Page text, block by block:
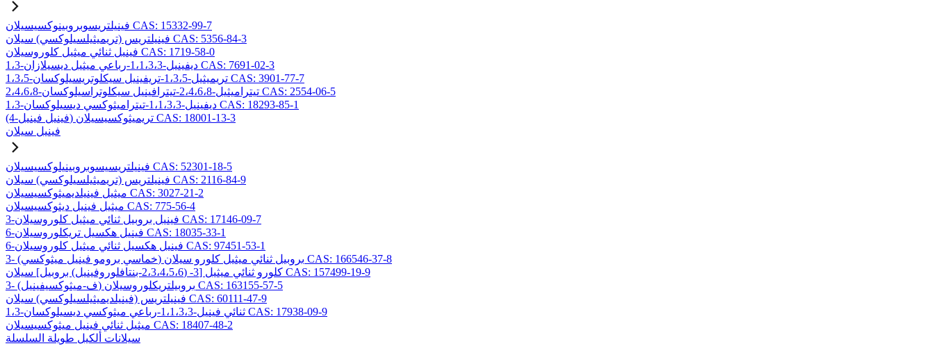
فينيلتريسوبروبينوكسيسيلان CAS: 15332-99-7
فينيلتريس (تريميثيلسيلوكسي) سيلان CAS: 5356-84-3
فينيل ثنائي ميثيل كلوروسيلان CAS: 1719-58-0
1،3-ديفينيل-1،1،3،3-رباعي ميثيل ديسيلازان CAS: 7691-02-3
1،3،5-تريميثيل-1،3،5-تريفينيل سيكلوتريسيلوكسان CAS: 3901-77-7
2،4،6،8-تيتراميثيل-2،4،6،8-تيترافينيل سيكلوتراسيلوكسان CAS: 2554-06-5
1،3-ديفينيل-1،1،3،3-تيتراميثوكسي ديسيلوكسان CAS: 18293-85-1
(4-فينيل فينيل) تريميثوكسيسيلان CAS: 18001-13-3
فينيل سيلان
فينيلتريسيسوبروبينيلوكسيسيلان CAS: 52301-18-5
فينيلتريس (تريميثيلسيلوكسي) سيلان CAS: 2116-84-9
ميثيل فينيلديميثوكسيسيلان CAS: 3027-21-2
ميثيل فينيل ديثوكسيسيلان CAS: 775-56-4
3-فينيل بروبيل ثنائي ميثيل كلوروسيلان CAS: 17146-09-7
6-فينيل هكسيل تريكلوروسيلان CAS: 18035-33-1
6-فينيل هكسيل ثنائي ميثيل كلوروسيلان CAS: 97451-53-1
3- (خماسي برومو فينيل ميثوكسي) بروبيل ثنائي ميثيل كلورو سيلان CAS: 166546-37-8
كلورو ثنائي ميثيل [3- (2،3،4،5،6-بنتافلوروفينيل) بروبيل] سيلان CAS: 157499-19-9
3- (ف-ميثوكسيفينيل) بروبيلتريكلوروسيلان CAS: 163155-57-5
فينيلتريس (فينيلديميثيلسيلوكسي) سيلان CAS: 60111-47-9
1،3-ثنائي فينيل-1،1،3،3-رباعي ميثوكسي ديسيلوكسان CAS: 17938-09-9
ميثيل ثنائي فينيل ميثوكسيسيلان CAS: 18407-48-2
سيلانات ألكيل طويلة السلسلة